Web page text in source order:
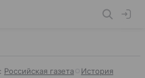
Российская газета История